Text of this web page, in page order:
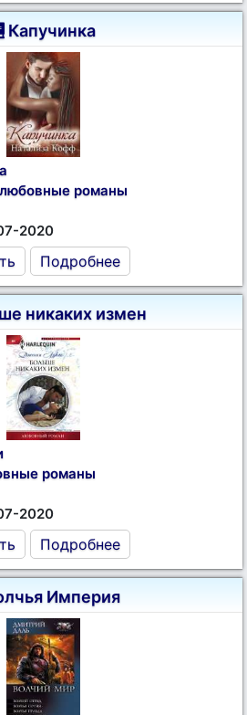
Капучинка
романы
2020
Подробнее
никаких измен
романы
2020
Подробнее
Империя